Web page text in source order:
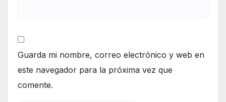
Guarda mi nombre, correo electrónico y web en
este navegador para la próxima vez que
comente.